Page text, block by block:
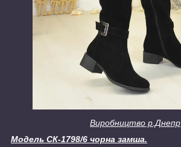
Виробництво р.Днепр
Модель СК-1798/6 чорна замша.